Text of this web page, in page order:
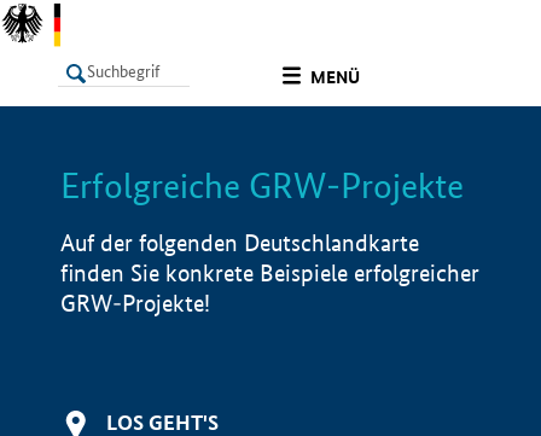
MENÜ
LISTE Info
Erfolgreiche GRW-Projekte
Auf der folgenden Deutschlandkarte
finden Sie konkrete Beispiele erfolgreicher
GRW-Projekte!
LOS GEHT'S